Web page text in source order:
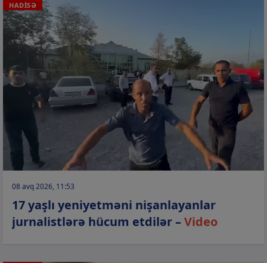
HADİSƏ
08 avq 2026, 11:53
17 yaşlı yeniyetməni nişanlayanlar
jurnalistlərə hücum etdilər –Video